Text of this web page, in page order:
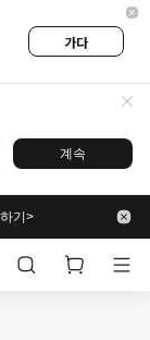
가다
계속
기>